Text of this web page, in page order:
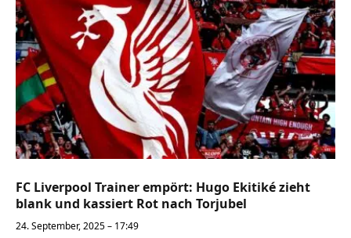
FC Liverpool Trainer empört: Hugo Ekitiké zieht
blank und kassiert Rot nach Torjubel
24. September, 2025 – 17:49